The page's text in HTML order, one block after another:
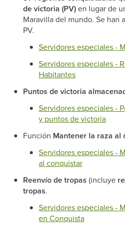
de victoria (PV)en lugar de
Maravilla del mundo. Se han
PV.
Servidores especiales -
Servidores especiales -
Habitantes
Puntos de victoria
Servidores especiales -
y puntos de victoria
Función Mantener la raza al
Servidores especiales -
al conquistar
Reenvío de tropas (incluye
tropas.
Servidores especiales -
en Conquista